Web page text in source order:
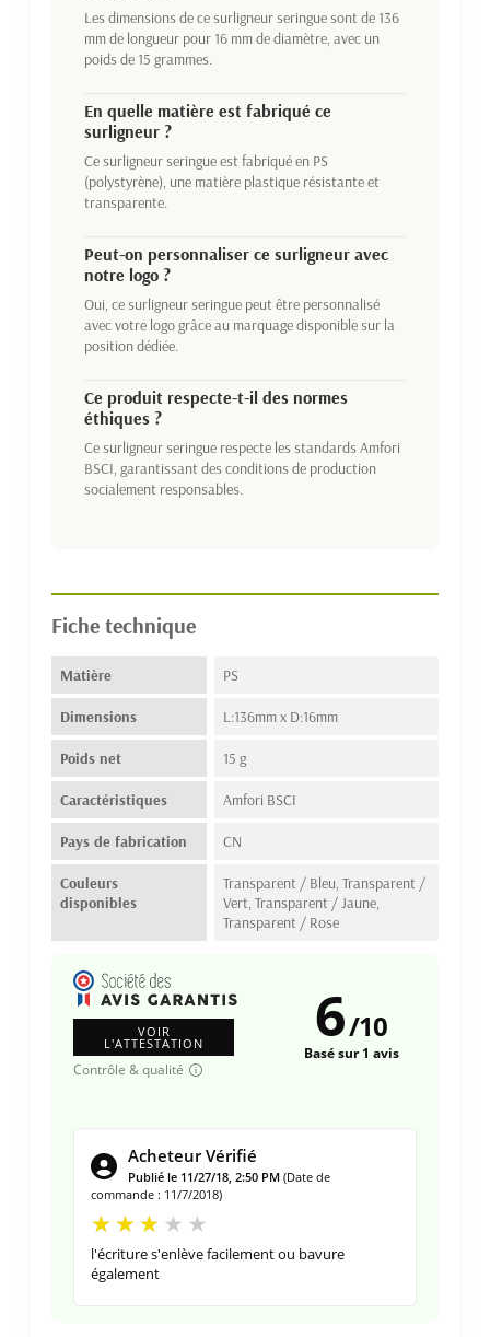
Les dimensions de ce surligneur seringue sont de 136
mm de longueur pour 16 mm de diamètre, avec un
poids de 15 grammes.
En quelle matière est fabriqué ce
surligneur ?
Ce surligneur seringue est fabriqué en PS
(polystyrène), une matière plastique résistante et
transparente.
Peut-on personnaliser ce surligneur avec
notre logo ?
Oui, ce surligneur seringue peut être personnalisé
avec votre logo grâce au marquage disponible sur la
position dédiée.
Ce produit respecte-t-il des normes
éthiques ?
Ce surligneur seringue respecte les standards Amfori
BSCI, garantissant des conditions de production
socialement responsables.
Fiche technique
Matière PS
Dimensions L:136mm x D:16mm
Poids net 15 g
Caractéristiques Amfori BSCI
Pays de fabrication CN
Couleurs
disponibles
Transparent / Bleu, Transparent /
Vert, Transparent / Jaune,
Transparent / Rose
VOIR
L'ATTESTATION
Contrôle & qualité
6/10
Basé sur 1 avis
Acheteur Vérifié
Publié le 11/27/18, 2:50 PM (Date de
commande : 11/7/2018)
l'écriture s'enlève facilement ou bavure
également